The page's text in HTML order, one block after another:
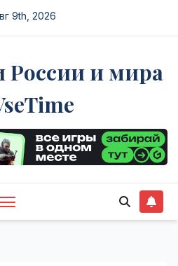
9th, 2026
России и мира